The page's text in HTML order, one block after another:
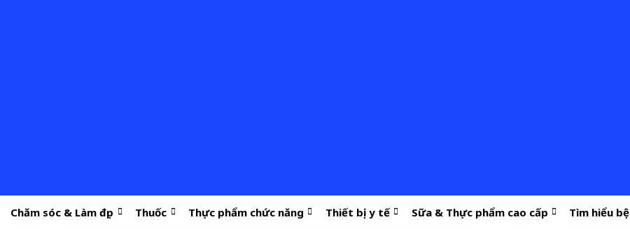
Chăm sóc & Làm đẹp Thuốc Thực phẩm chức năng Thiết bị y tế Sữa & Thực phẩm cao cấp Tìm hiểu